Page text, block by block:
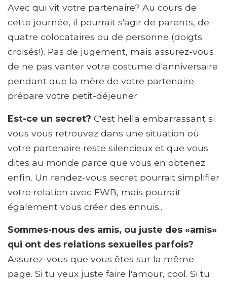
Avec qui vit votre partenaire? Au cours de
cette journée, il pourrait s'agir de parents, de
quatre colocataires ou de personne (doigts
croisés!). Pas de jugement, mais assurez-vous
de ne pas vanter votre costume d'anniversaire
pendant que la mère de votre partenaire
prépare votre petit-déjeuner.
Est-ce un secret? C'est hella embarrassant si
vous vous retrouvez dans une situation où
votre partenaire reste silencieux et que vous
dites au monde parce que vous en obtenez
enfin. Un rendez-vous secret pourrait simplifier
votre relation avec FWB, mais pourrait
également vous créer des ennuis..
Sommes-nous des amis, ou juste des «amis»
qui ont des relations sexuelles parfois?
Assurez-vous que vous êtes sur la même
page. Si tu veux juste faire l'amour, cool. Si tu